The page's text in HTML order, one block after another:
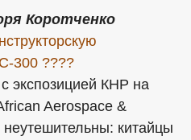
Коротченко
300 ????
экспозицией КНР на
Aerospace &
китайцы